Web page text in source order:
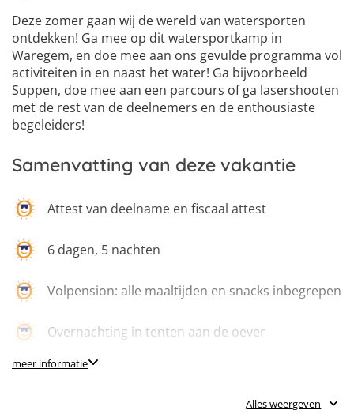
Deze zomer gaan wij de wereld van watersporten
ontdekken! Ga mee op dit watersportkamp in
Waregem, en doe mee aan ons gevulde programma vol
activiteiten in en naast het water! Ga bijvoorbeeld
Suppen, doe mee aan een parcours of ga lasershooten
met de rest van de deelnemers en de enthousiaste
begeleiders!
Samenvatting van deze vakantie
Attest van deelname en fiscaal attest
6 dagen, 5 nachten
Volpension: alle maaltijden en snacks inbegrepen
Overnachting in tenten aan de oever
Hoogtouwenparcours
meer informatie
Alles weergeven